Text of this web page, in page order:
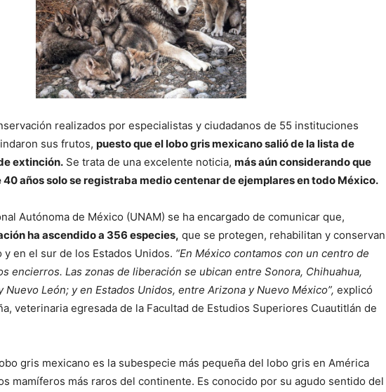
realizados por especialistas y ciudadanos de 55 instituciones
sus frutos, puesto que el lobo gris mexicano salió de la lista de
extinción. Se trata de una excelente noticia, más aún considerando que
40 años solo se registraba medio centenar de ejemplares en todo México.
Autónoma de México (UNAM) se ha encargado de comunicar que,
ha ascendido a 356 especies, que se protegen, rehabilitan y conservan
en el sur de los Estados Unidos. “En México contamos con un centro de
encierros. Las zonas de liberación se ubican entre Sonora, Chihuahua,
Nuevo León; y en Estados Unidos, entre Arizona y Nuevo México”, explicó
veterinaria egresada de la Facultad de Estudios Superiores Cuautitlán de
gris mexicano es la subespecie más pequeña del lobo gris en América
mamíferos más raros del continente. Es conocido por su agudo sentido del